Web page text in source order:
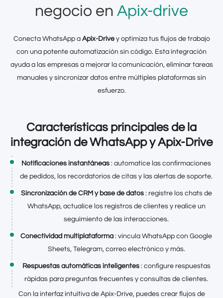
negocio en Apix-drive
Conecta WhatsApp a Apix-Drivey optimiza tus flujos de trabajo
con una potente automatización sin código. Esta integración
ayuda a las empresas a mejorar la comunicación, eliminar tareas
manuales y sincronizar datos entre múltiples plataformas sin
esfuerzo.
Características principales de la
integración de WhatsApp y Apix-Drive
Notificaciones instantáneas : automatice las confirmaciones
de pedidos, los recordatorios de citas y las alertas de soporte.
Sincronización de CRM y base de datos: registre los chats de
WhatsApp, actualice los registros de clientes y realice un
seguimiento de las interacciones.
Conectividad multiplataforma : vincula WhatsApp con Google
Sheets, Telegram, correo electrónico y más.
Respuestas automáticas inteligentes: configure respuestas
rápidas para preguntas frecuentes y consultas de clientes.
Con la interfaz intuitiva de Apix-Drive, puedes crear flujos de